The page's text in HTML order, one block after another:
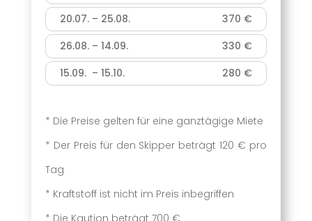
20.07. – 25.08.
370 €
26.08. – 14.09.
330 €
15.09. – 15.10.
280 €
* Die Preise gelten für eine ganztägige Miete
* Der Preis für den Skipper beträgt 120 € pro
Tag
* Kraftstoff ist nicht im Preis inbegriffen
* Die Kaution beträgt 700 €